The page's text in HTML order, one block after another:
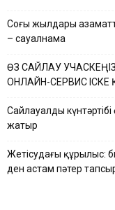
Соңғы жылдары
– сауалнама
ӨЗ САЙЛАУ
ОНЛАЙН-СЕРВИС
Сайлауалды күнтәртібі
жатыр
Жетісудағы құрылыс:
ден астам пәтер